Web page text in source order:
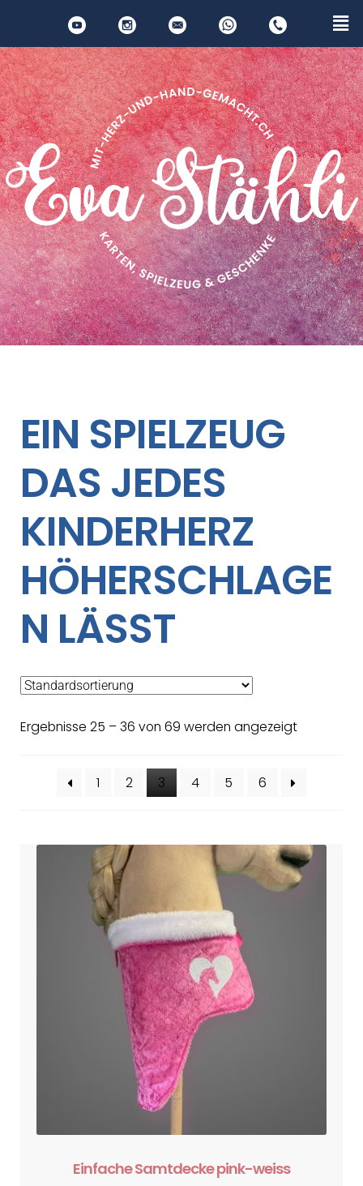
EIN SPIELZEUG
DAS JEDES
KINDERHERZ
HÖHERSCHLAGE
N LÄSST
Ergebnisse 25 – 36 von 69 werden angezeigt
1 2 3 4 5 6
Einfache Samtdecke pink-weiss